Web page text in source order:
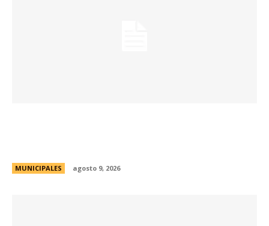
MUNICIPALES agosto 9, 2026